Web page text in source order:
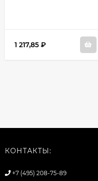
1 217,85 ₽
КОНТАКТЫ:
+7 (495) 208-75-89